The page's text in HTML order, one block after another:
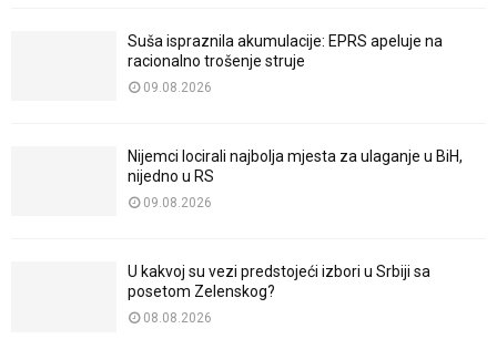
Suša ispraznila akumulacije: EPRS apeluje na
racionalno trošenje struje
09.08.2026
Nijemci locirali najbolja mjesta za ulaganje u BiH,
nijedno u RS
09.08.2026
U kakvoj su vezi predstojeći izbori u Srbiji sa
posetom Zelenskog?
08.08.2026